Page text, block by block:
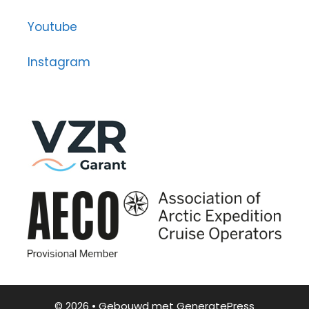
Youtube
Instagram
© 2026 • Gebouwd met GeneratePress